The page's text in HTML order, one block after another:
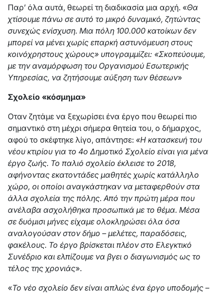
Παρ’ όλα αυτά, θεωρεί τη διαδικασία μια αρχή. «Θα
χτίσουμε πάνω σε αυτό το μικρό δυναμικό, ζητώντας
συνεχώς ενίσχυση. Μια πόλη 100.000 κατοίκων δεν
μπορεί να μένει χωρίς επαρκή αστυνόμευση στους
κοινόχρηστους χώρους» υπογραμμίζει: «Σκοπεύουμε,
με την αναμόρφωση του Οργανισμού Εσωτερικής
Υπηρεσίας, να ζητήσουμε αύξηση των θέσεων»
Σχολείο «κόσμημα»
Οταν ζητάμε να ξεχωρίσει ένα έργο που θεωρεί πιο
σημαντικό στη μέχρι σήμερα θητεία του, ο δήμαρχος,
αφού το σκέφτηκε λίγο, απάντησε: «Η κατασκευή του
νέου κτιρίου για το 4ο Δημοτικό Σχολείο είναι για μένα
έργο ζωής. Το παλιό σχολείο έκλεισε το 2018,
αφήνοντας εκατοντάδες μαθητές χωρίς κατάλληλο
χώρο, οι οποίοι αναγκάστηκαν να μεταφερθούν στα
άλλα σχολεία της πόλης. Από την πρώτη μέρα που
ανέλαβα ασχολήθηκα προσωπικά με το θέμα. Μέσα
σε δυόμισι μήνες είχαμε ολοκληρώσει όλα όσα
αναλογούσαν στον δήμο – μελέτες, παραδόσεις,
φακέλους. Το έργο βρίσκεται πλέον στο Ελεγκτικό
Συνέδριο και ελπίζουμε να βγει ο διαγωνισμός ως το
τέλος της χρονιάς».
«Το νέο σχολείο δεν είναι απλώς ένα έργο υποδομής –